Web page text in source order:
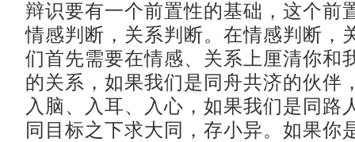
辩识要有一个前置性的基础，这个前
情感判断，关系判断。在情感判断，
们首先需要在情感、关系上厘清你和
的关系，如果我们是同舟共济的伙伴
入脑、入耳、入心，如果我们是同路
同目标之下求大同，存小异。如果你